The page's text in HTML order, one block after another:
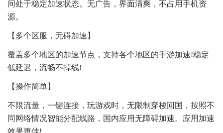
间处于稳定加速状态。无广告，界面清爽，不占用手机资
源。
【多个区服，无碍加速】
覆盖多个地区的加速节点，支持各个地区的手游加速!稳定
低延迟，流畅不掉线!
【操作简单】
不限流量，一键连接，玩游戏时，无限制穿梭回国，按照不
同网络情况智能分配线路，国内应用无障碍加速。应用加速